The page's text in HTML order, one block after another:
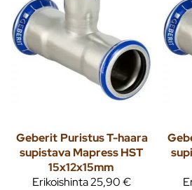
Geberit Puristus T-haara
supistava Mapress HST
15x12x15mm
Erikoishinta25,90 €